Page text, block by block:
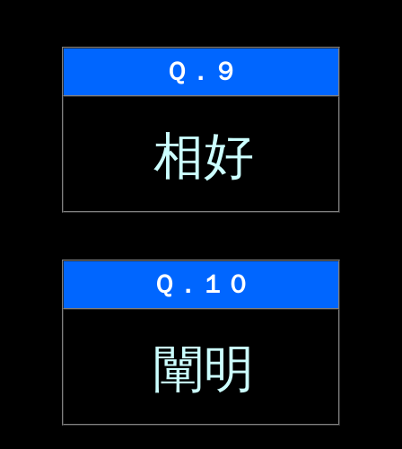
Ｑ．９
相好
Ｑ．１０
闡明